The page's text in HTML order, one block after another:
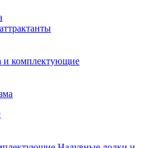
и комплектующие